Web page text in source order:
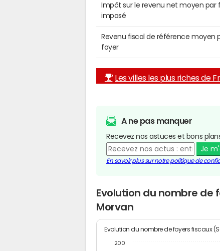
Impôt sur le revenu net moyen par
imposé
Revenu fiscal de référence moyen
foyer
Les villes les plus riches de
A ne pas manquer
Recevez nos astuces et bons
Je
En savoir plus sur notre politique de
Evolution du nombre
Morvan
Evolution du nombre de foyers fiscaux
200